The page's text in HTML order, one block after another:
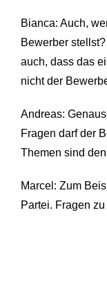
Bianca: Auch,
Bewerber
auch, dass das
nicht der
Andreas:
Fragen darf der
Themen sind
Marcel: Zum
Partei. Fragen